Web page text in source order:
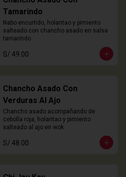
Tamarindo
Nabo encurtido, holantao y pimiento
salteado con chancho asado en salsa
tamarindo
S/ 49.00
Chancho Asado Con
Verduras Al Ajo
Chancho asado acompañando de
cebolla roja, holantao y pimiento
salteado al ajo en wok
S/ 48.00